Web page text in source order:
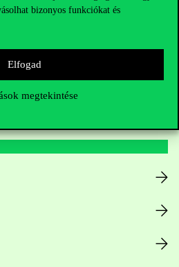
bizonyos funkciókat és
Elfogad
megtekintése